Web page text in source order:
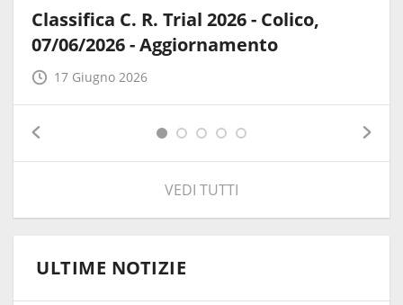
Classifica C. R. Trial 2026 - Colico,
07/06/2026 - Aggiornamento
17 Giugno 2026
VEDI TUTTI
ULTIME NOTIZIE